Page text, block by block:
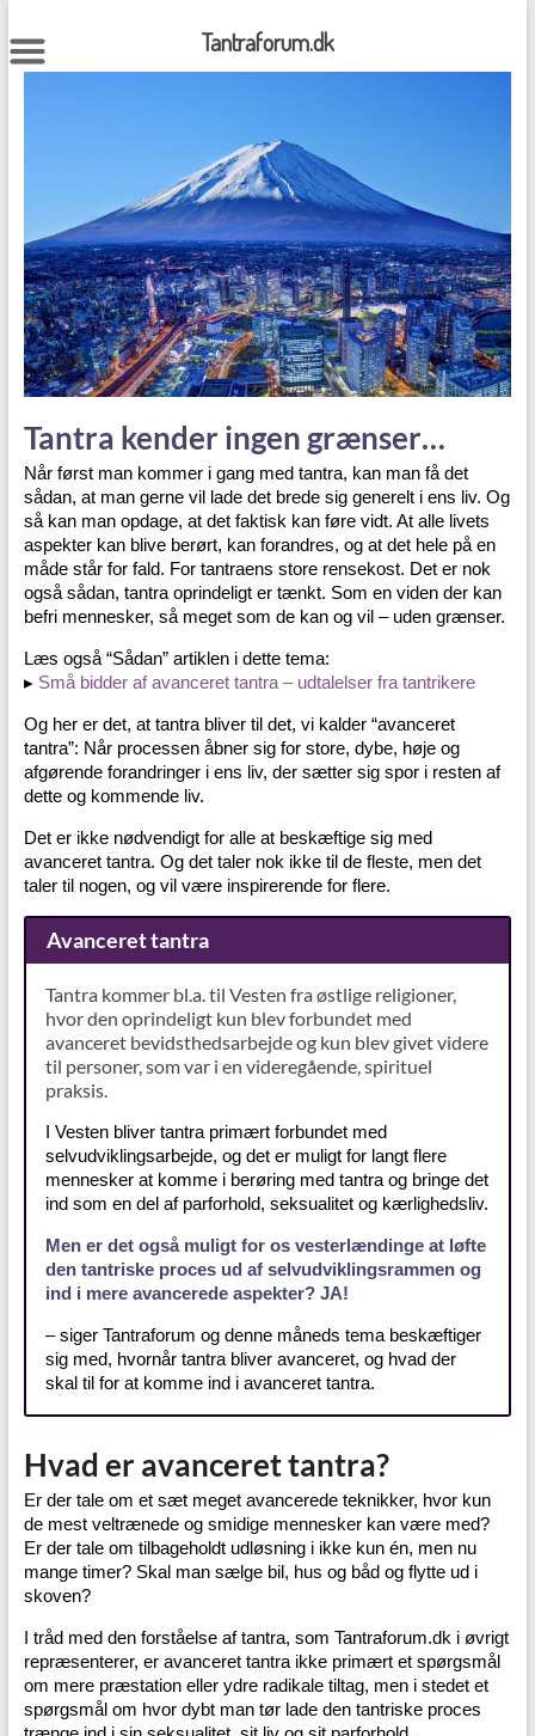
to
content
Tantra kender ingen grænser…
Når først man kommer i gang med tantra, kan man få det
sådan, at man gerne vil lade det brede sig generelt i ens liv. Og
så kan man opdage, at det faktisk kan føre vidt. At alle livets
aspekter kan blive berørt, kan forandres, og at det hele på en
måde står for fald. For tantraens store rensekost. Det er nok
også sådan, tantra oprindeligt er tænkt. Som en viden der kan
befri mennesker, så meget som de kan og vil – uden grænser.
Læs også “Sådan” artiklen i dette tema:
▸ Små bidder af avanceret tantra – udtalelser fra tantrikere
Og her er det, at tantra bliver til det, vi kalder “avanceret
tantra”: Når processen åbner sig for store, dybe, høje og
afgørende forandringer i ens liv, der sætter sig spor i resten af
dette og kommende liv.
Det er ikke nødvendigt for alle at beskæftige sig med
avanceret tantra. Og det taler nok ikke til de fleste, men det
taler til nogen, og vil være inspirerende for flere.
Avanceret tantra
Tantra kommer bl.a. til Vesten fra østlige religioner,
hvor den oprindeligt kun blev forbundet med
avanceret bevidsthedsarbejde og kun blev givet videre
til personer, som var i en videregående, spirituel
praksis.
I Vesten bliver tantra primært forbundet med
selvudviklingsarbejde, og det er muligt for langt flere
mennesker at komme i berøring med tantra og bringe det
ind som en del af parforhold, seksualitet og kærlighedsliv.
Men er det også muligt for os vesterlændinge at løfte
den tantriske proces ud af selvudviklingsrammen og
ind i mere avancerede aspekter? JA!
– siger Tantraforum og denne måneds tema beskæftiger
sig med, hvornår tantra bliver avanceret, og hvad der
skal til for at komme ind i avanceret tantra.
Hvad er avanceret tantra?
Er der tale om et sæt meget avancerede teknikker, hvor kun
de mest veltrænede og smidige mennesker kan være med?
Er der tale om tilbageholdt udløsning i ikke kun én, men nu
mange timer? Skal man sælge bil, hus og båd og flytte ud i
skoven?
I tråd med den forståelse af tantra, som Tantraforum.dk i øvrigt
repræsenterer, er avanceret tantra ikke primært et spørgsmål
om mere præstation eller ydre radikale tiltag, men i stedet et
spørgsmål om hvor dybt man tør lade den tantriske proces
Tantraforum.dk